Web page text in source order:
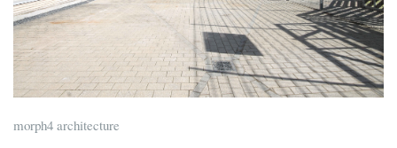
morph4 architecture